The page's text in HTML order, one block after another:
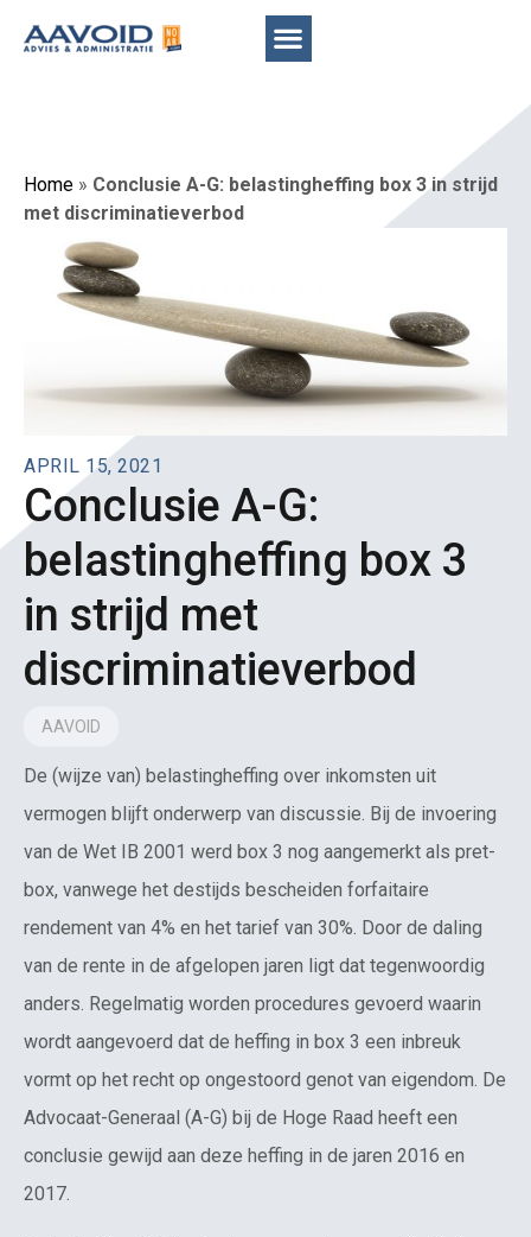
Home » Conclusie A-G: belastingheffing box 3 in strijd
met discriminatieverbod
APRIL 15, 2021
Conclusie A-G:
belastingheffing box 3
in strijd met
discriminatieverbod
AAVOID
De (wijze van) belastingheffing over inkomsten uit
vermogen blijft onderwerp van discussie. Bij de invoering
van de Wet IB 2001 werd box 3 nog aangemerkt als pret-
box, vanwege het destijds bescheiden forfaitaire
rendement van 4% en het tarief van 30%. Door de daling
van de rente in de afgelopen jaren ligt dat tegenwoordig
anders. Regelmatig worden procedures gevoerd waarin
wordt aangevoerd dat de heffing in box 3 een inbreuk
vormt op het recht op ongestoord genot van eigendom. De
Advocaat-Generaal (A-G) bij de Hoge Raad heeft een
conclusie gewijd aan deze heffing in de jaren 2016 en
2017.